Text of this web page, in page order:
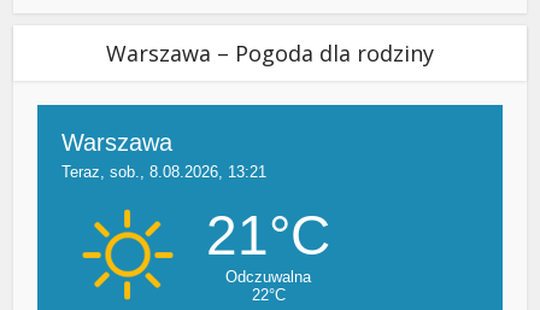
Warszawa – Pogoda dla rodziny